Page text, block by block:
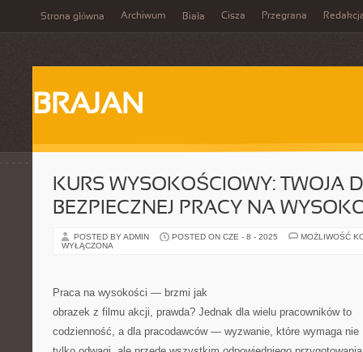
Strona główna Archiwum Biała Cisza Przegrana
BRAJAN
KURS WYSOKOŚCIOWY: TWOJA
BEZPIECZNEJ PRACY NA
POSTED BY ADMIN POSTED ON CZE - 8 - 2025
MOŻLIWOŚĆ
WYŁĄCZONA
Praca na wysokości — brzmi jak
obrazek z filmu akcji, prawda? Jednak dla wielu pracowników to
codzienność, a dla pracodawców — wyzwanie, które wymaga nie